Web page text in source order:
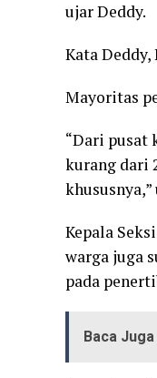
ujar Deddy.
Kata
Mayoritas
“Dari pusat
kurang dari
khususnya,”
Kepala
warga juga
pada
Baca Juga